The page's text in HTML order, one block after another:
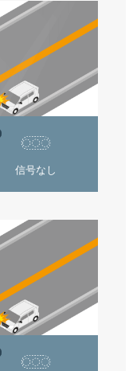
信号なし